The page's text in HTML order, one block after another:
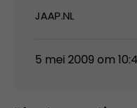
JAAP.NL
5 mei 2009 om